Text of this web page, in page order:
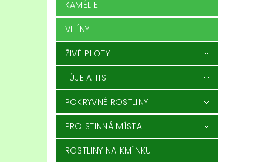
KAMÉLIE
VILÍNY
ŽIVÉ PLOTY
TÚJE A TIS
POKRYVNÉ ROSTLINY
PRO STINNÁ MÍSTA
ROSTLINY NA KMÍNKU